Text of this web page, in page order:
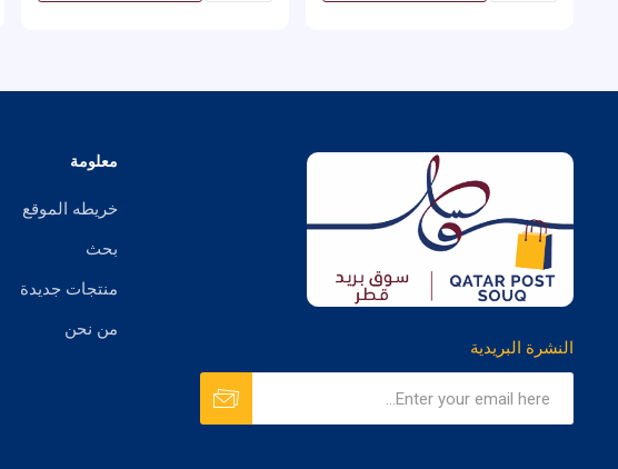
النشرة البريدية
معلومة
خريطه الموقع
بحث
منتجات جديدة
من نحن